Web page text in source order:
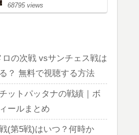
68795 views
ロの次戦 vsサンチェス戦は
？ 無料で視聴する方法
ットパッタナの戦績｜ボ
ールまとめ
(第5戦)はいつ？何時か